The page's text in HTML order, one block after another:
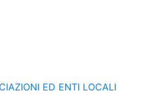
ED ENTI LOCALI